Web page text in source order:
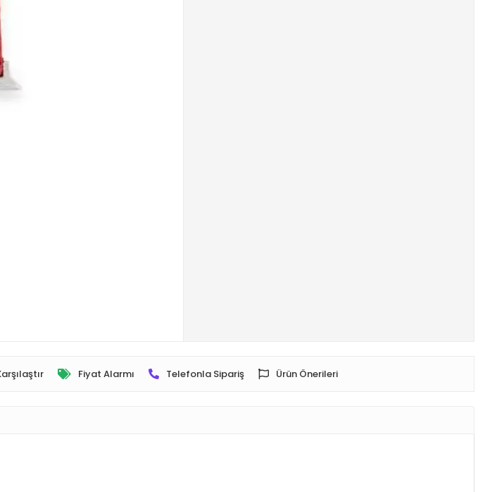
Fiyat Alarmı Telefonla Sipariş Ürün Önerileri